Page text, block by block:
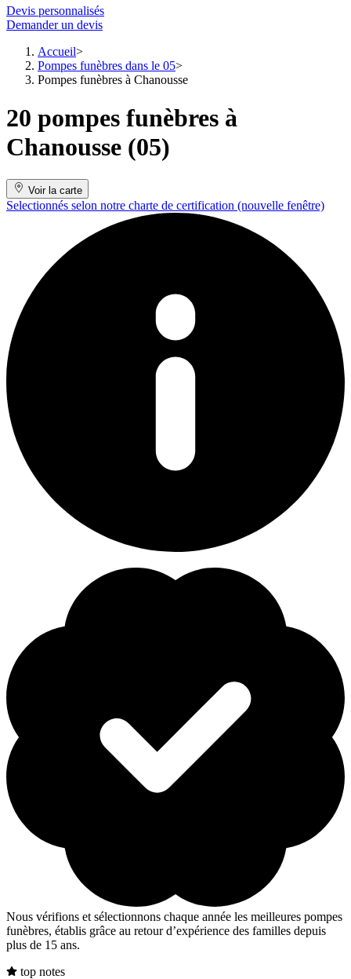
Devis personnalisés
Demander un devis
Accueil
Pompes funèbres dans le 05
Pompes funèbres à Chanousse
20 pompes funèbres à
Chanousse (05)
Voir la carte
Selectionnés selon notre charte de certification (nouvelle fenêtre)
Nous vérifions et sélectionnons chaque année les meilleures pompes
funèbres, établis grâce au retour d’expérience des familles depuis
plus de 15 ans.
top notes